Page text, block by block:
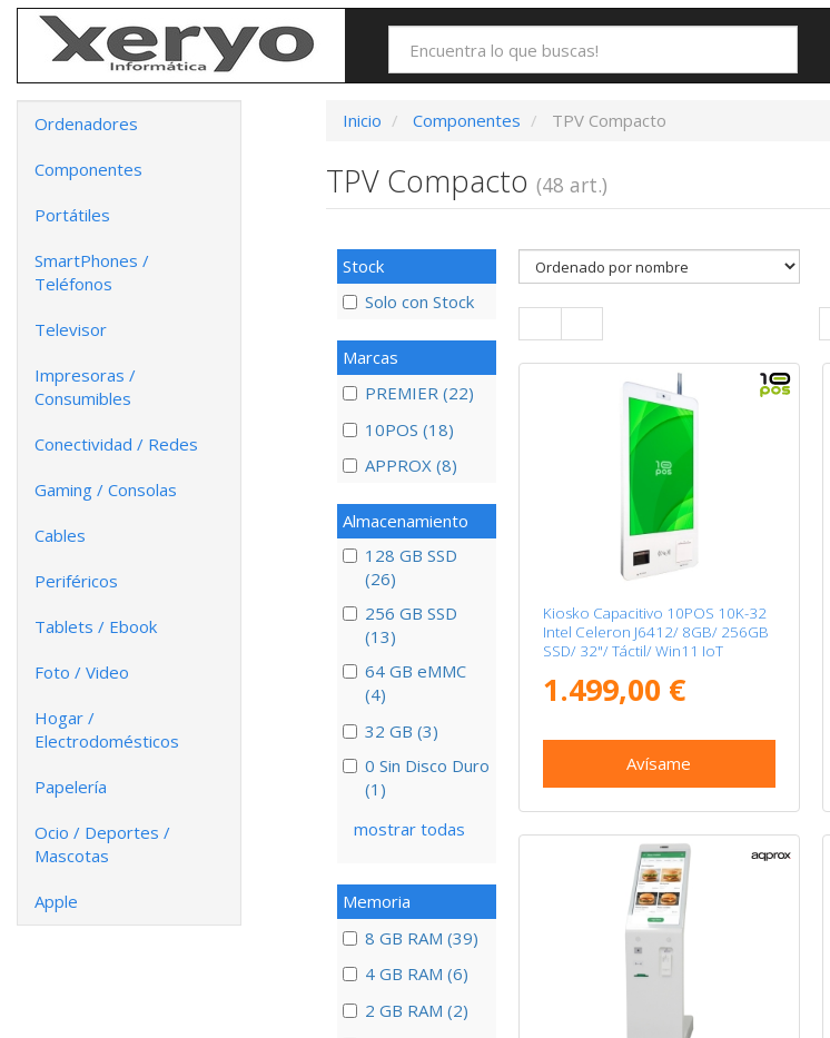
Ordenadores
Componentes
Portátiles
SmartPhones /
Teléfonos
Televisor
Impresoras /
Consumibles
Conectividad / Redes
Gaming / Consolas
Cables
Periféricos
Tablets / Ebook
Foto / Video
Hogar /
Electrodomésticos
Papelería
Ocio / Deportes /
Mascotas
Apple
Inicio Componentes TPV Compacto
TPV Compacto (48 art.)
Stock
Solo con Stock
Marcas
PREMIER (22)
10POS (18)
APPROX (8)
Almacenamiento
128 GB SSD
(26)
256 GB SSD
(13)
64 GB eMMC
(4)
32 GB (3)
0 Sin Disco Duro
(1)
mostrar todas
Memoria
8 GB RAM (39)
4 GB RAM (6)
2 GB RAM (2)
Kiosko Capacitivo 10POS 10K-32
Intel Celeron J6412/ 8GB/ 256GB
SSD/ 32"/ Táctil/ Win11 IoT
1.499,00 €
Avísame